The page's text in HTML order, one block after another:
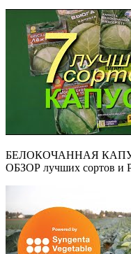
БЕЛОКОЧАННАЯ
ОБЗОР лучших сортов и